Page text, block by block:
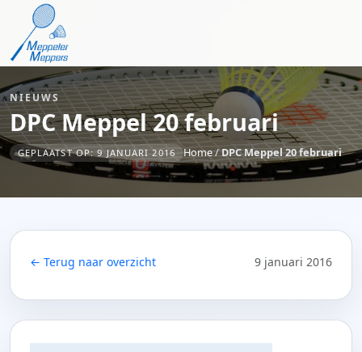
NIEUWS
DPC Meppel 20 februari
GEPLAATST OP: 9 JANUARI 2016 Home/DPC Meppel 20 februari
← Terug naar overzicht 9 januari 2016